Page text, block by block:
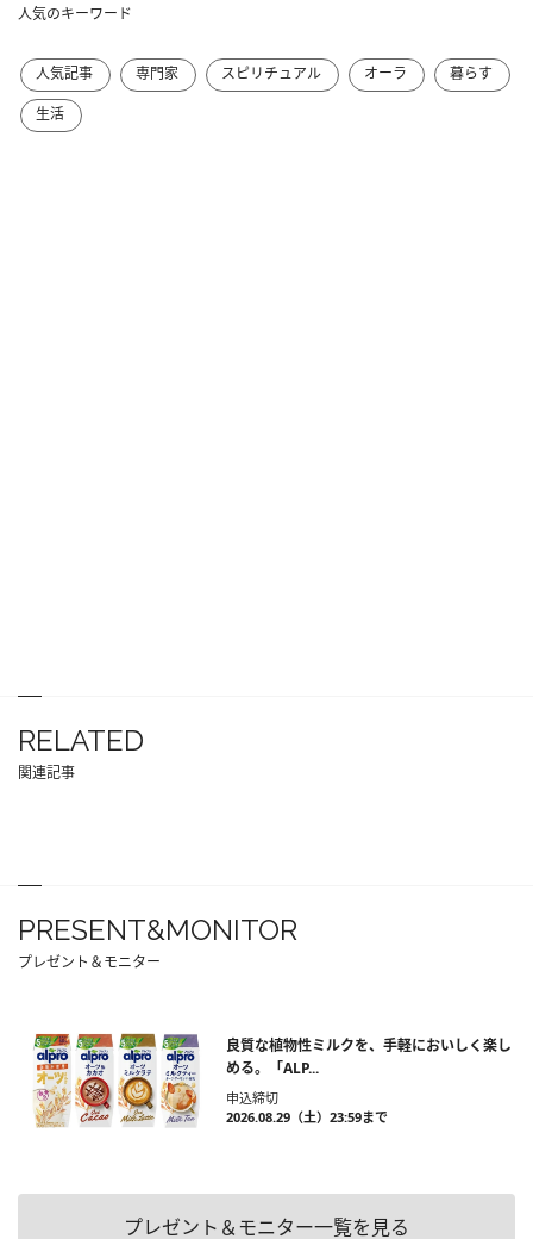
人気のキーワード
人気記事 専門家 スピリチュアル オーラ
暮らす
生活
RELATED
関連記事
PRESENT&MONITOR
プレゼント＆モニター
良質な植物性ミルクを、手軽においしく楽し
める。「ALP...
申込締切
2026.08.29（土）23:59まで
プレゼント＆モニター一覧を見る